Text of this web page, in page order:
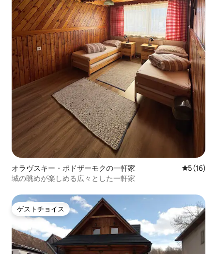
オラヴスキー・ポドザーモクの一軒家 レビュー
5 (16)
城の眺めが楽しめる広々とした一軒家
ゲストチョイス
ゲストチョイス